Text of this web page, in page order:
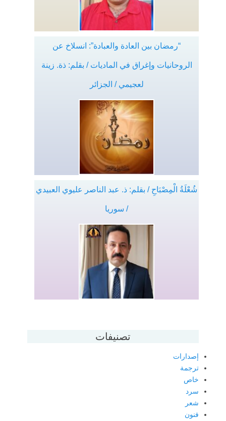
“رمضان بين العادة والعبادة”: انسلاخ عن
الروحانيات وإغراق في الماديات / بقلم: ذة. زينة
لعجيمي / الجزائر
شُعْلَةُ الْمِصْبَاحِ / بقلم: ذ. عبد الناصر عليوي العبيدي
/ سوريا
تصنيفات
إصدارات
ترجمة
خاص
سرد
شعر
فنون